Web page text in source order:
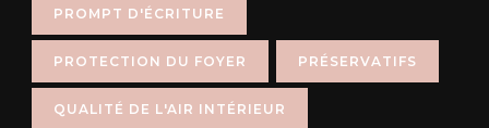
PROMPT D'ÉCRITURE
PROTECTION DU FOYER PRÉSERVATIFS
QUALITÉ DE L'AIR INTÉRIEUR